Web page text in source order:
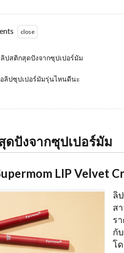
ปสติกสุดปังจากซุปเปอร์มัม
ลิปซุปเปอร์มัมรุ่นไหนดีนะ
ดปังจากซุปเปอร์มัม
LIP Velvet
ลิ
ส
ร
กั
โ